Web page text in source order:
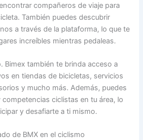
compañeros de viaje para
También puedes descubrir
a través de la plataforma, lo que te
increíbles mientras pedaleas.
Bimex también te brinda acceso a
en tiendas de bicicletas, servicios
y mucho más. Además, puedes
ciclistas en tu área, lo
y desafiarte a ti mismo.
de BMX en el ciclismo